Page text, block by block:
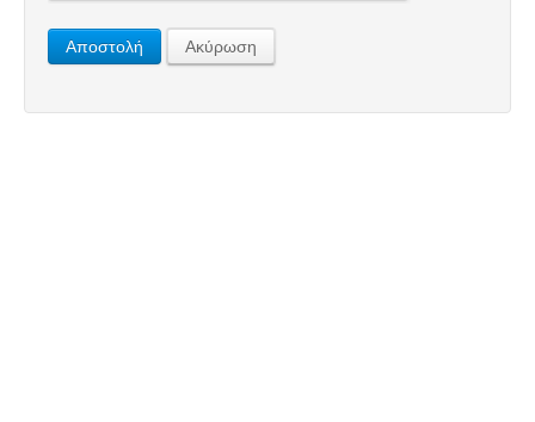
Αποστολή Ακύρωση